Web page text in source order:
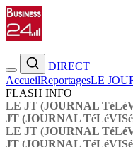
DIRECT
AccueilReportagesLE
FLASH INFO
LE JT (JOURNAL
JT (JOURNAL
LE JT (JOURNAL
JT (JOURNAL